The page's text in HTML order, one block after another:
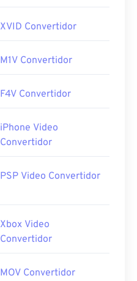
XVID Convertidor
M1V Convertidor
F4V Convertidor
iPhone Video
Convertidor
PSP Video Convertidor
Xbox Video
Convertidor
MOV Convertidor